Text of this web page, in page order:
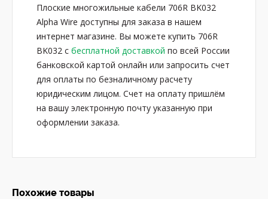
Плоские многожильные кабели 706R BK032
Alpha Wire доступны для заказа в нашем
интернет магазине. Вы можете купить 706R
BK032 с бесплатной доставкой по всей России
банковской картой онлайн или запросить счет
для оплаты по безналичному расчету
юридическим лицом. Счет на оплату пришлём
на вашу электронную почту указанную при
оформлении заказа.
Похожие товары